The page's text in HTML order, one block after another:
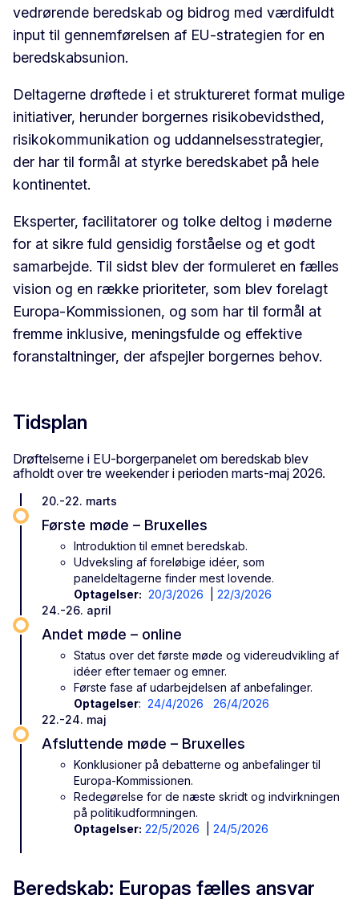
vedrørende beredskab og bidrog med værdifuldt
input til gennemførelsen af EU-strategien for en
beredskabsunion.
Deltagerne drøftede i et struktureret format mulige
initiativer, herunder borgernes risikobevidsthed,
risikokommunikation og uddannelsesstrategier,
der har til formål at styrke beredskabet på hele
kontinentet.
Eksperter, facilitatorer og tolke deltog i møderne
for at sikre fuld gensidig forståelse og et godt
samarbejde. Til sidst blev der formuleret en fælles
vision og en række prioriteter, som blev forelagt
Europa-Kommissionen, og som har til formål at
fremme inklusive, meningsfulde og effektive
foranstaltninger, der afspejler borgernes behov.
Tidsplan
Drøftelserne i EU-borgerpanelet om beredskab blev
afholdt over tre weekender i perioden marts-maj 2026.
20.-22. marts
Første møde – Bruxelles
Introduktion til emnet beredskab.
Udveksling af foreløbige idéer, som
paneldeltagerne finder mest lovende.
Optagelser: 20/3/2026
22/3/2026
24.-26. april
Andet møde – online
Status over det første møde og videreudvikling af
idéer efter temaer og emner.
Første fase af udarbejdelsen af anbefalinger.
Optagelser: 24/4/2026
26/4/2026
22.-24. maj
Afsluttende møde – Bruxelles
Konklusioner på debatterne og anbefalinger til
Europa-Kommissionen.
Redegørelse for de næste skridt og indvirkningen
på politikudformningen.
Optagelser: 22/5/2026 24/5/2026
Beredskab: Europas fælles ansvar